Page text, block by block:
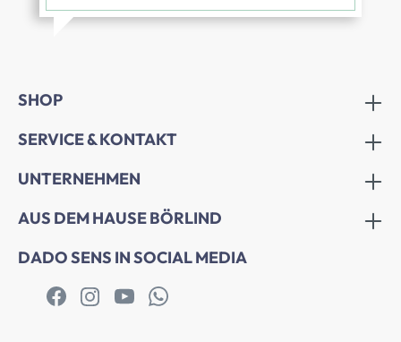
SHOP
SERVICE & KONTAKT
UNTERNEHMEN
AUS DEM HAUSE BÖRLIND
DADO SENS IN SOCIAL MEDIA